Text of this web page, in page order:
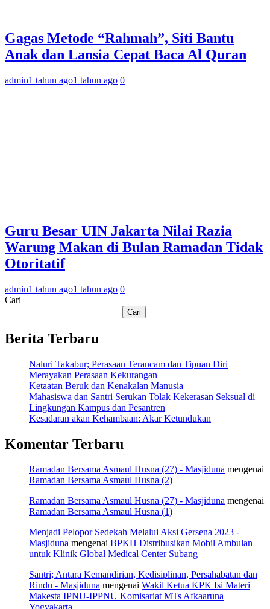
Gagas Metode “Rahmah”, Siti Bantu
Anak dan Lansia Cepat Baca Al Quran
admin1 tahun ago1 tahun ago 0
Guru Besar UIN Jakarta Nilai Razia
Warung Makan di Bulan Ramadan Tidak
Otoritatif
admin1 tahun ago1 tahun ago 0
Cari
Cari
Berita Terbaru
Naluri Takabur; Perasaan Terancam dan Tipuan Diri
Merayakan Perasaan Kekurangan
Ketaatan Beruk dan Kenakalan Manusia
Mahasiswa dan Santri Serukan Tolak Kekerasan Seksual di
Lingkungan Kampus dan Pesantren
Kesadaran akan Kehambaan: Akar Ketundukan
Komentar Terbaru
Ramadan Bersama Asmaul Husna (27) - Masjiduna mengenai
Ramadan Bersama Asmaul Husna (2)
Ramadan Bersama Asmaul Husna (27) - Masjiduna mengenai
Ramadan Bersama Asmaul Husna (1)
Menjadi Pelopor Sedekah Melalui Aksi Gersena 2023 -
Masjiduna mengenai BPKH Distribusikan Mobil Ambulan
untuk Klinik Global Medical Center Subang
Santri; Antara Kemandirian, Kedisiplinan, Persahabatan dan
Rindu - Masjiduna mengenai Wakil Ketua KPK Isi Materi
Makesta IPNU-IPPNU Komisariat MTs Afkaaruna